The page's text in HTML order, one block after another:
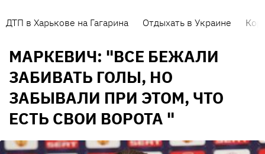
ДТП в Харькове на Гагарина Отдыхать в Украине
МАРКЕВИЧ: "ВСЕ БЕЖАЛИ
ЗАБИВАТЬ ГОЛЫ, НО
ЗАБЫВАЛИ ПРИ ЭТОМ, ЧТО
ЕСТЬ СВОИ ВОРОТА "